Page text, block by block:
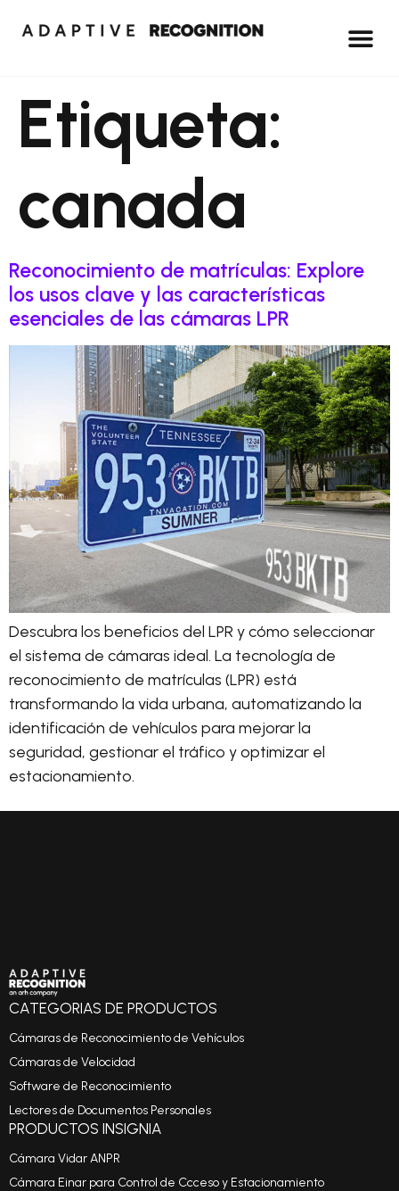
Etiqueta:
canada
Reconocimiento de matrículas: Explore
los usos clave y las características
esenciales de las cámaras LPR
Descubra los beneficios del LPR y cómo seleccionar
el sistema de cámaras ideal. La tecnología de
reconocimiento de matrículas (LPR) está
transformando la vida urbana, automatizando la
identificación de vehículos para mejorar la
seguridad, gestionar el tráfico y optimizar el
estacionamiento.
CATEGORIAS DE PRODUCTOS
Cámaras de Reconocimiento de Vehículos
Cámaras de Velocidad
Software de Reconocimiento
Lectores de Documentos Personales
PRODUCTOS INSIGNIA
Cámara Vidar ANPR
Cámara Einar para Control de Ccceso y Estacionamiento